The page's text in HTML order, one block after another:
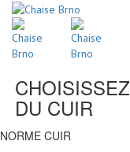
DU CUIR
NORME CUIR